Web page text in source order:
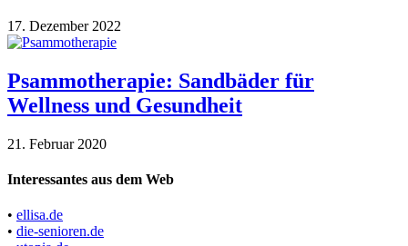
17. Dezember 2022
Psammotherapie: Sandbäder für
Wellness und Gesundheit
21. Februar 2020
Interessantes aus dem Web
• ellisa.de
• die-senioren.de